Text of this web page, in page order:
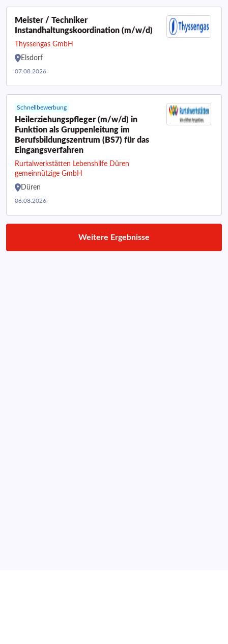
Meister / Techniker
Instandhaltungskoordination (m/w/d)
Thyssengas GmbH
Elsdorf
07.08.2026
Schnellbewerbung
Heilerziehungspfleger (m/w/d) in
Funktion als Gruppenleitung im
Berufsbildungszentrum (BS7) für das
Eingangsverfahren
Rurtalwerkstätten Lebenshilfe Düren
gemeinnützige GmbH
Düren
06.08.2026
Weitere Ergebnisse